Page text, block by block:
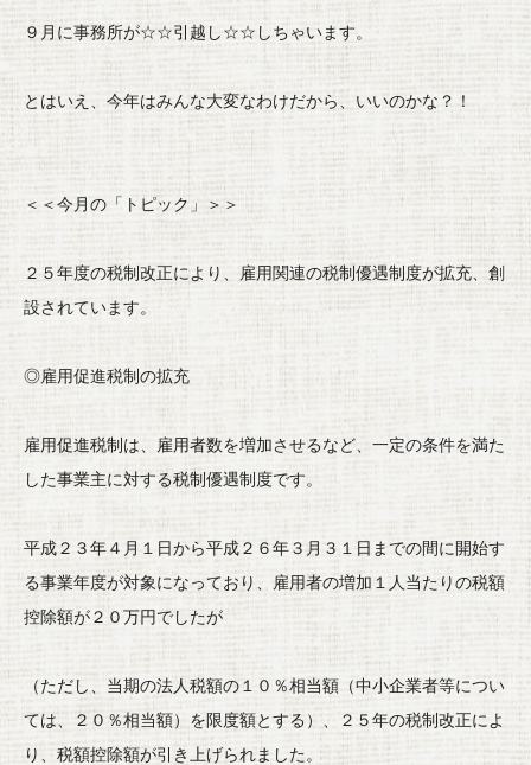
９月に事務所が☆☆引越し☆☆しちゃいます。
とはいえ、今年はみんな大変なわけだから、いいのかな？！
＜＜今月の「トピック」＞＞
２５年度の税制改正により、雇用関連の税制優遇制度が拡充、 創
設されています。
◎雇用促進税制の拡充
雇用促進税制は、雇用者数を増加させるなど、 一定の条件を満た
した事業主に対する税制優遇制度です。
平成２３年４月１日から平成２６年３月３１日までの間に開始す
る事業年度が対象になっており、
雇用者の増加１人当たりの税額
控除額が２０万円でしたが
（ただし、当期の法人税額の１０％相当額（中小企業者等につい
ては、２０％相当額）を限度額とする）、
２５年の税制改正によ
り、税額控除額が引き上げられました。